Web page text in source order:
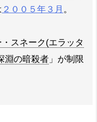
２００５年３月 。
スネーク(エラッタ
淵の暗殺者」が制限